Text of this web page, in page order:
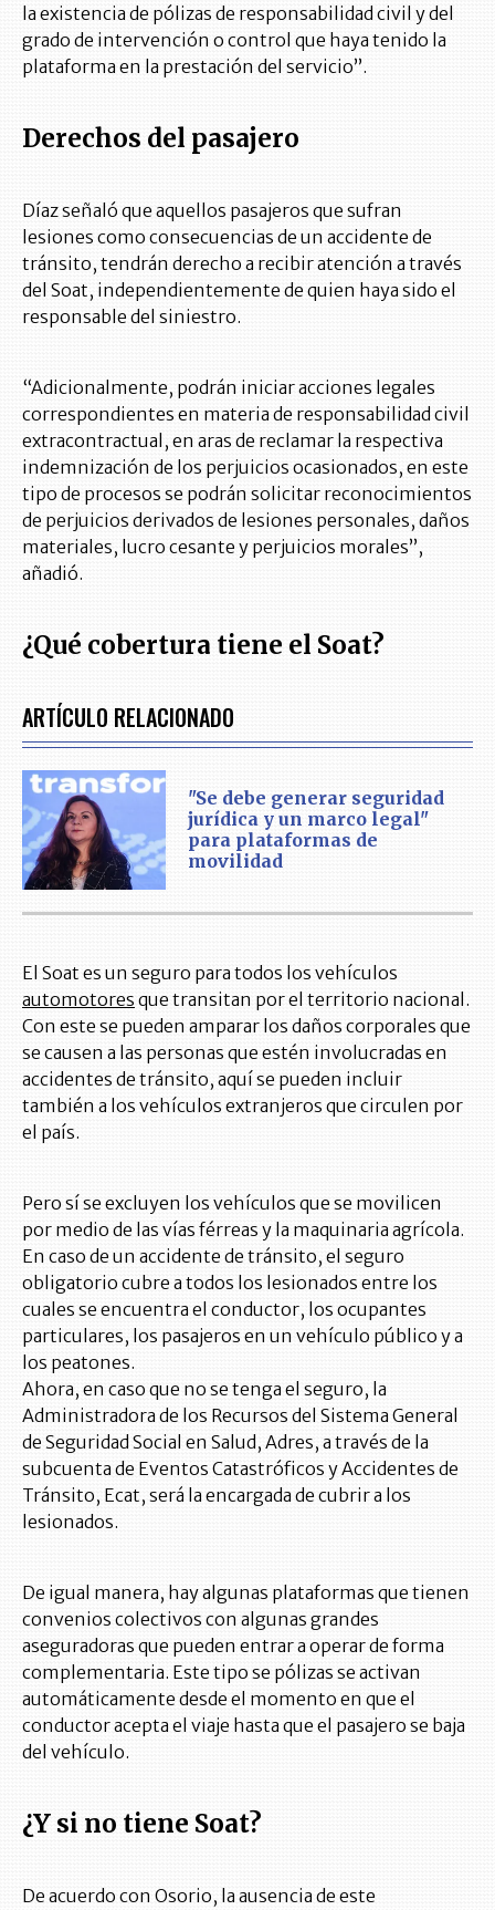
la existencia de pólizas de responsabilidad civil y del
grado de intervención o control que haya tenido la
plataforma en la prestación del servicio”.
Derechos del pasajero
Díaz señaló que aquellos pasajeros que sufran
lesiones como consecuencias de un accidente de
tránsito, tendrán derecho a recibir atención a través
del Soat, independientemente de quien haya sido el
responsable del siniestro.
“Adicionalmente, podrán iniciar acciones legales
correspondientes en materia de responsabilidad civil
extracontractual, en aras de reclamar la respectiva
indemnización de los perjuicios ocasionados, en este
tipo de procesos se podrán solicitar reconocimientos
de perjuicios derivados de lesiones personales, daños
materiales, lucro cesante y perjuicios morales”,
añadió.
¿Qué cobertura tiene el Soat?
ARTÍCULO RELACIONADO
"Se debe generar seguridad
jurídica y un marco legal"
para plataformas de
movilidad
El Soat es un seguro para todos los vehículos
automotores que transitan por el territorio nacional.
Con este se pueden amparar los daños corporales que
se causen a las personas que estén involucradas en
accidentes de tránsito, aquí se pueden incluir
también a los vehículos extranjeros que circulen por
el país.
Pero sí se excluyen los vehículos que se movilicen
por medio de las vías férreas y la maquinaria agrícola.
En caso de un accidente de tránsito, el seguro
obligatorio cubre a todos los lesionados entre los
cuales se encuentra el conductor, los ocupantes
particulares, los pasajeros en un vehículo público y a
los peatones.
Ahora, en caso que no se tenga el seguro, la
Administradora de los Recursos del Sistema General
de Seguridad Social en Salud, Adres, a través de la
subcuenta de Eventos Catastróficos y Accidentes de
Tránsito, Ecat, será la encargada de cubrir a los
lesionados.
De igual manera, hay algunas plataformas que tienen
convenios colectivos con algunas grandes
aseguradoras que pueden entrar a operar de forma
complementaria. Este tipo se pólizas se activan
automáticamente desde el momento en que el
conductor acepta el viaje hasta que el pasajero se baja
del vehículo.
¿Y si no tiene Soat?
De acuerdo con Osorio, la ausencia de este